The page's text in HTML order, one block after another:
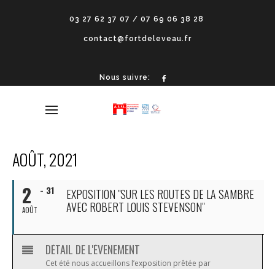
03 27 62 37 07 / 07 69 06 38 28
contact@fortdeleveau.fr
Nous suivre:
AOÛT, 2021
2
AOÛT
- 31
EXPOSITION "SUR LES ROUTES DE LA SAMBRE
AVEC ROBERT LOUIS STEVENSON"
DÉTAIL DE L'ÉVENEMENT
Cet été nous accueillons l’exposition prêtée par